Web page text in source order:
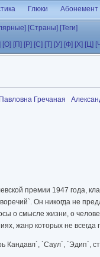
Глюки Абонемент
[Страны] [Теги]
[О] [П] [Р] [С] [Т] [У] [Ф] [Х] [Ц]
Гречаная
премии 1947 года,
Он никогда не
о смысле жизни, о
жанр которых не
`Саул`, `Эдип`,